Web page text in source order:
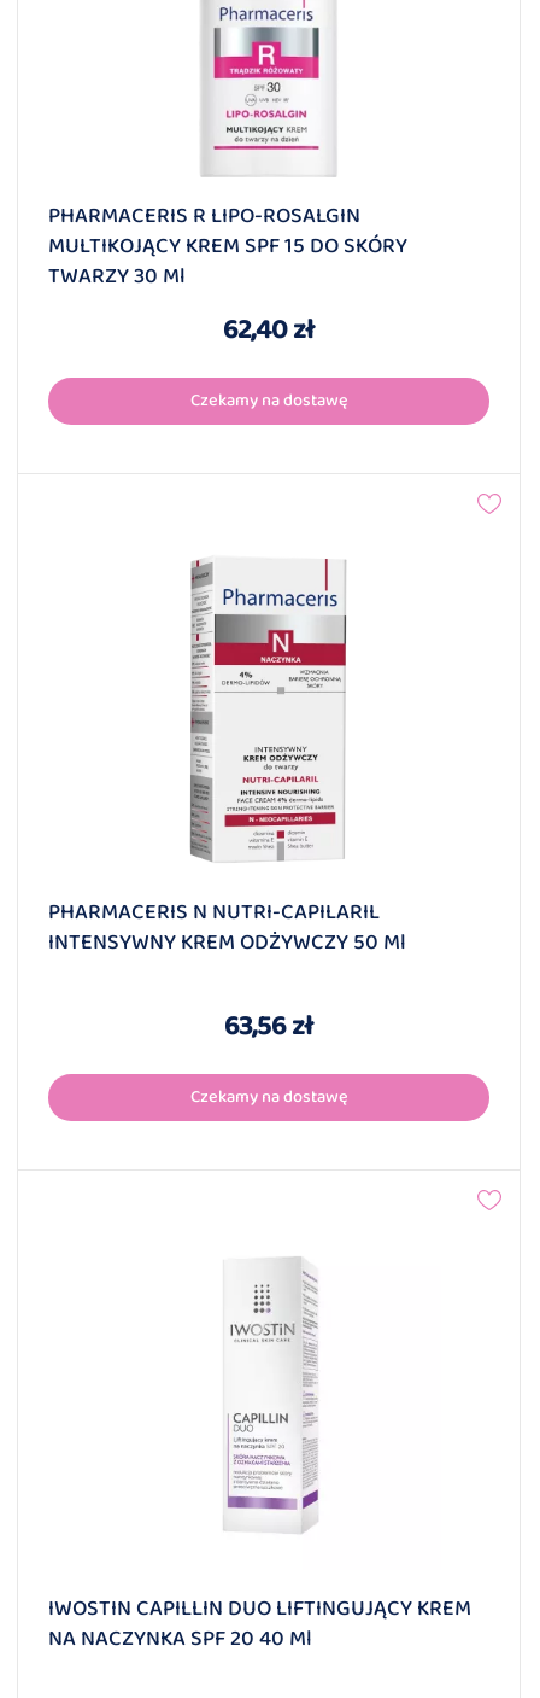
PHARMACERIS R LIPO-ROSALGIN
MULTIKOJĄCY KREM SPF 15 DO SKÓRY
TWARZY 30 Ml
62,40 zł
Czekamy na dostawę
PHARMACERIS N NUTRI-CAPILARIL
INTENSYWNY KREM ODŻYWCZY 50 Ml
63,56 zł
Czekamy na dostawę
IWOSTIN CAPILLIN DUO LIFTINGUJĄCY KREM
NA NACZYNKA SPF 20 40 Ml